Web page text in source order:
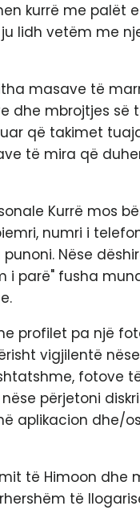
kurrë me palët e
lidh vetëm me
masave të
dhe mbrojtjes së
që takimet
të mira që
Kurrë mos
numri i
Nëse
i parë" fusha
profilet pa një
vigjilentë
fotove
përjetoni
aplikacion dhe/
të Himoon dhe
të